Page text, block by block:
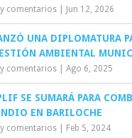
comentarios| Jun 12, 2026
UNA DIPLOMATURA
AMBIENTAL
comentarios| Ago 6, 2025
SE SUMARÁ PARA
EN BARILOCHE
comentarios| Feb 5, 2024